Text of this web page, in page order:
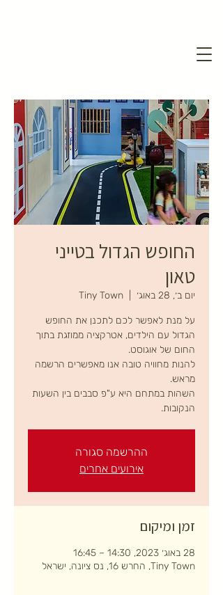
החופש הגדול בטייני
טאון
יום ב׳, 28 באוג׳ Tiny Town
על מנת לאפשר לכם לתכנן את החופש
הגדול עם הילדים, אטרקציה ממוזגת בתוך
להנות מחוויה טובה אנו מאפשרים הרשמה
השהות במתחם היא ע"פ סבבים בין השעות
הנקובות.
ההרשמה סגורה
אירועים אחרים
זמן ומיקום
28 באוג׳ 2023, 14:30 – 16:45
Tiny Town, החרש 16, נס ציונה, ישראל